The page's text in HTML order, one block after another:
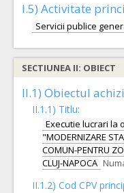
I.5) Activitate
Servicii publice
SECTIUNEA II: OBIECT
II.1) Obiectul
II.1.1) Titlu:
Executie lucrari la
"MODERNIZARE
COMUN-PENTRU
CLUJ-NAPOCA
II.1.2) Cod CPV